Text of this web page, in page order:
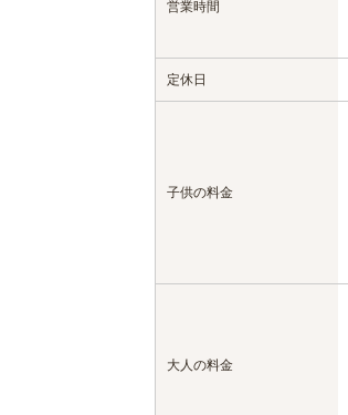
営業時間
定休日
子供の料金
大人の料金